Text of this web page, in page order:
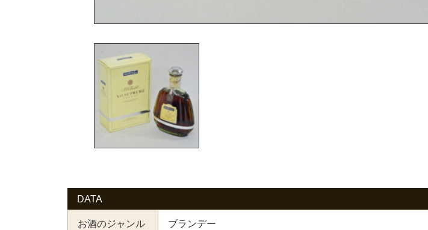
DATA
お酒のジャンル ブランデー